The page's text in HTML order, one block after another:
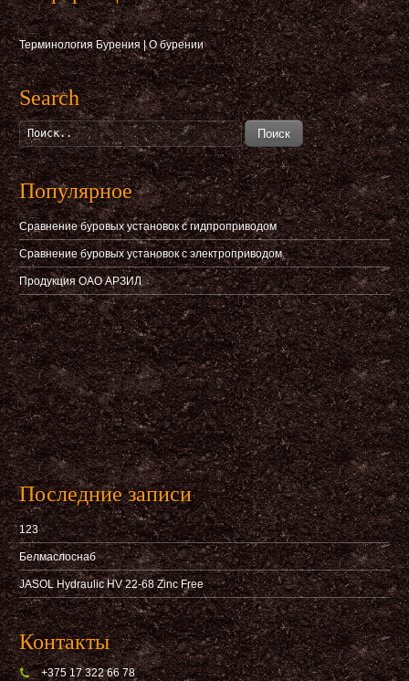
Терминология Бурения|О бурении
Search
Поиск
Популярное
Сравнение буровых установок с гидпроприводом
Сравнение буровых установок с электроприводом
Продукция ОАО АРЗИЛ
Последние записи
123
Белмаслоснаб
JASOL Hydraulic HV 22-68 Zinc Free
Контакты
+375 17 322 66 78